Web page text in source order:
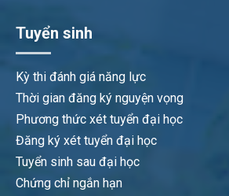
Tuyển sinh
Kỳ thi đánh giá năng lực
Thời gian đăng ký nguyện vọng
Phương thức xét tuyển đại học
Đăng ký xét tuyển đại học
Tuyển sinh sau đại học
Chứng chỉ ngắn hạn